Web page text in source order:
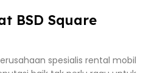
BSD Square
spesialis rental mobil